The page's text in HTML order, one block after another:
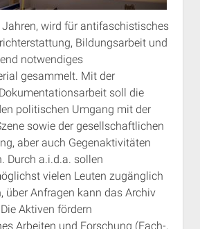
wird für antifaschistisches
Bildungsarbeit und
notwendiges
gesammelt. Mit der
soll die
politischen Umgang mit der
sowie der gesellschaftlichen
aber auch Gegenaktivitäten
Durch a.i.d.a. sollen
vielen Leuten zugänglich
über Anfragen kann das Archiv
Aktiven fördern
Arbeiten und Forschung (Fach-,